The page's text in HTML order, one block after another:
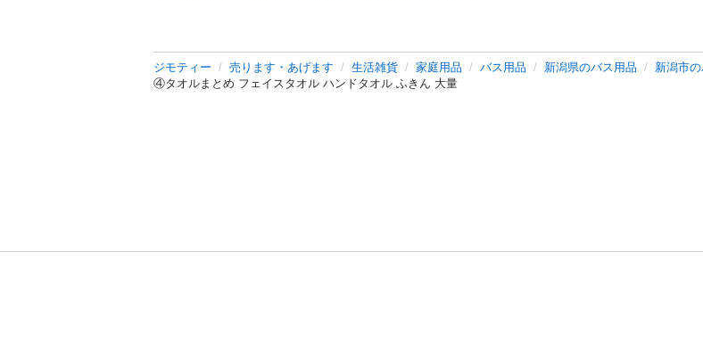
ジモティー 売ります・あげます 生活雑貨 家庭用品 バス用品 新潟県のバス用品
新潟市
④タオルまとめ フェイスタオル ハンドタオル ふきん 大量